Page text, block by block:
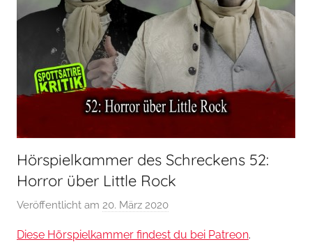
Hörspielkammer des Schreckens 52:
Horror über Little Rock
Veröffentlicht am 20. März 2020
n
Diese Hörspielkammer findest du bei Patreon.